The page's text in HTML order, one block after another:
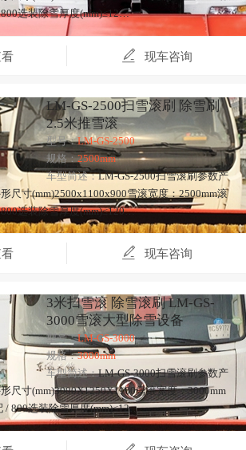
选装除雪厚度(mm)≤12…
现车咨询
LM-GS-2500扫雪滚刷 除雪刷
2.5米推雪滚
型号：LM-GS-2500
规格：2500mm
车型简述：LM-GS-2500扫雪滚刷参数产
尺寸(mm)2500x1100x900雪滚宽度：2500mm滚
选装除雪厚度(mm)≤120…
现车咨询
3米扫雪滚 除雪滚刷 LM-GS-
3000雪滚大型除雪设备
型号：LM-GS-3000
规格：3000mm
车型简述：LM-GS-3000扫雪滚刷参数产
尺寸(mm)3000X1250X1100雪滚宽度：3000mm
/ 800选装除雪厚度(mm)≤12…